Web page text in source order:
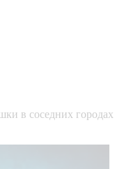
в соседних городах